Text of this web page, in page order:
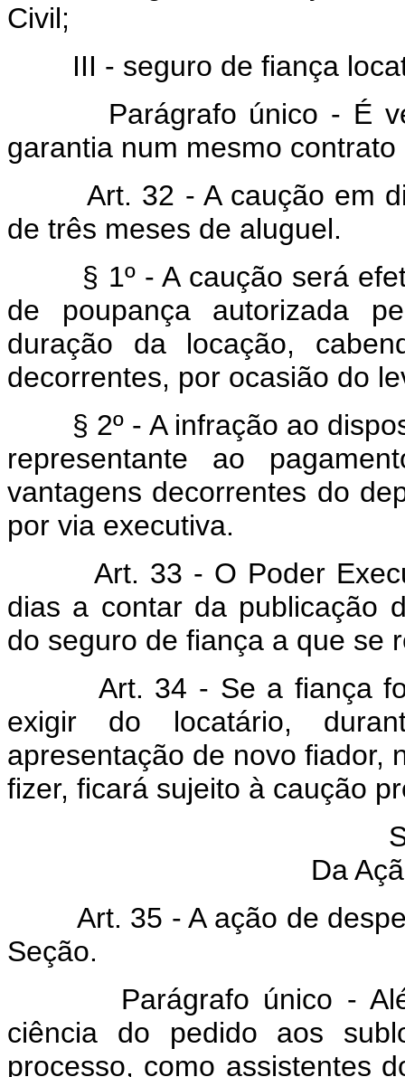
Civil;
III - seguro de fiança
Parágrafo único - É
garantia num mesmo
Art. 32 - A caução em
de três meses de aluguel.
§ 1º - A caução será
de poupança autorizada
duração da locação,
decorrentes, por ocasião do
§ 2º - A infração ao
representante ao
vantagens decorrentes do
por via executiva.
Art. 33 - O Poder
dias a contar da publicação
do seguro de fiança a que se
Art. 34 - Se a fiança for
exigir do locatário,
apresentação de novo fiador,
fizer, ficará sujeito à caução
Da
Art. 35 - A ação de
Seção.
Parágrafo único - Além
ciência do pedido aos
processo, como assistentes